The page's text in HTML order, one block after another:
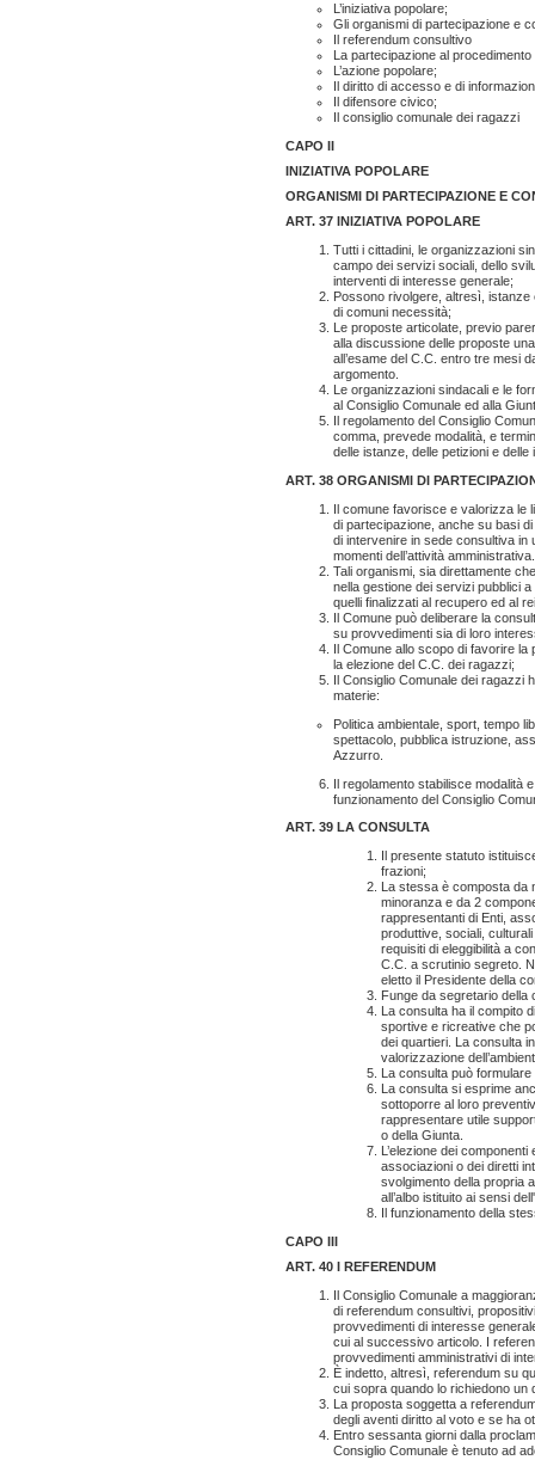
L’iniziativa popolare;
Gli organismi di partecipazione e
Il referendum consultivo
La partecipazione al
L’azione popolare;
Il diritto di accesso e di
Il difensore civico;
Il consiglio comunale dei ragazzi
CAPO II
INIZIATIVA POPOLARE
ORGANISMI DI PARTECIPAZIONE E
ART. 37 INIZIATIVA POPOLARE
Tutti i cittadini, le organizzazioni
campo dei servizi sociali, dello
interventi di interesse generale;
Possono rivolgere, altresì, istanze
di comuni necessità;
Le proposte articolate, previo
alla discussione delle proposte
all’esame del C.C. entro tre mesi
argomento.
Le organizzazioni sindacali e le
al Consiglio Comunale ed alla
Il regolamento del Consiglio
comma, prevede modalità, e
delle istanze, delle petizioni e delle
ART. 38 ORGANISMI DI
Il comune favorisce e valorizza le
di partecipazione, anche su basi
di intervenire in sede consultiva in
momenti dell’attività amministrativa.
Tali organismi, sia direttamente
nella gestione dei servizi pubblici
quelli finalizzati al recupero ed al
Il Comune può deliberare la
su provvedimenti sia di loro
Il Comune allo scopo di favorire
la elezione del C.C. dei ragazzi;
Il Consiglio Comunale dei ragazzi
materie:
Politica ambientale, sport, tempo
spettacolo, pubblica istruzione,
Azzurro.
Il regolamento stabilisce modalità
funzionamento del Consiglio
ART. 39 LA CONSULTA
Il presente statuto
frazioni;
La stessa è composta
minoranza e da 2
rappresentanti di Enti,
produttive, sociali,
requisiti di eleggibilità a
C.C. a scrutinio segreto.
eletto il Presidente della
Funge da segretario della
La consulta ha il compito
sportive e ricreative che
dei quartieri. La consulta
valorizzazione
La consulta può
La consulta si esprime
sottoporre al loro
rappresentare utile
o della Giunta.
L’elezione dei
associazioni o dei diretti
svolgimento della propria
all’albo istituito ai sensi
Il funzionamento della
CAPO III
ART. 40 I REFERENDUM
Il Consiglio Comunale a
di referendum consultivi,
provvedimenti di interesse
cui al successivo articolo. I
provvedimenti amministrativi di
È indetto, altresì, referendum su
cui sopra quando lo richiedono un
La proposta soggetta a
degli aventi diritto al voto e se ha
Entro sessanta giorni dalla
Consiglio Comunale è tenuto ad